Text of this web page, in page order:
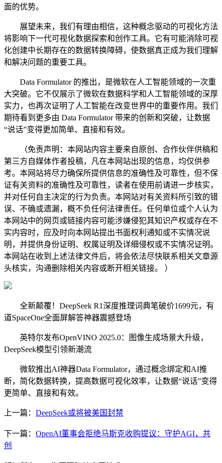
面的优势。
展望未来，我们有理由相信，这种概念驱动的可视化方法
将影响下一代可视化数据探索和创作工具。它有可能消除可视
化创建中长期存在的数据转换障碍，使数据真正成为我们理解
和解决问题的重要工具。
Data Formulator 的推出，是微软在人工智能领域的一次重
大突破。它不仅展示了微软在数据科学和人工智能领域的深厚
实力，也再次证明了人工智能在改变世界中的重要作用。我们
期待看到更多由 Data Formulator 带来的创新和突破，让数据
“说话”变得更加简单、直接和有效。
（免责声明：本网站内容主要来自原创、合作伙伴供稿和
第三方自媒体作者投稿，凡在本网站出现的信息，均仅供参
考。本网站将尽力确保所提供信息的准确性及可靠性，但不保
证有关资料的准确性及可靠性，读者在使用前请进一步核实，
并对任何自主决定的行为负责。本网站对有关资料所引致的错
误、不确或遗漏，概不负任何法律责任。任何单位或个人认为
本网站中的网页或链接内容可能涉嫌侵犯其知识产权或存在不
实内容时，应及时向本网站提出书面权利通知或不实情况说
明，并提供身份证明、权属证明及详细侵权或不实情况证明。
本网站在收到上述法律文件后，将会依法尽快联系相关文章源
头核实，沟通删除相关内容或断开相关链接。 ）
全新颠覆！DeepSeek R1深度推理词典笔破价1699元，有
道SpaceOne全面屏解答神器震撼登场
英特尔发布OpenVINO 2025.0：图像生成场景大升级，
DeepSeek模型引领新潮流
微软推出AI神器Data Formulator，通过概念绑定和AI推
断，简化数据转换，提高数据可视化效率，让数据“说话”变得
更简单、直接和有效。
上一篇： DeepSeek或将被美国封禁
下一篇： OpenAI董事会拒绝马斯克收购提议：守护AGI，共
创